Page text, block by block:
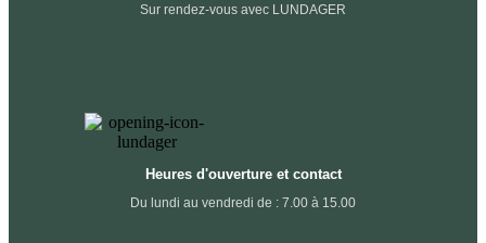
Sur rendez-vous avec LUNDAGER
Heures d'ouverture et contact
Du lundi au vendredi de : 7.00 à 15.00